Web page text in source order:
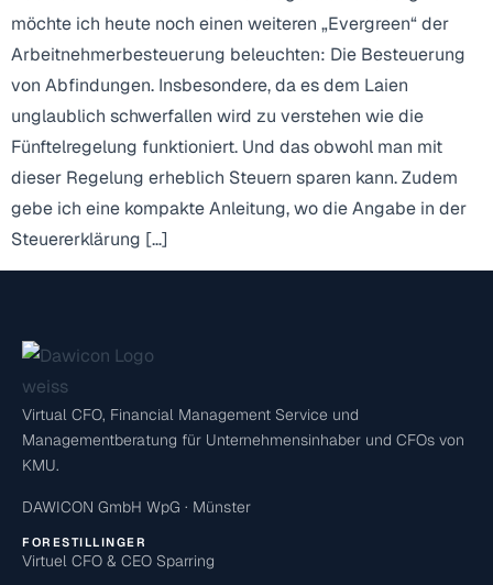
möchte ich heute noch einen weiteren „Evergreen“ der
Arbeitnehmerbesteuerung beleuchten: Die Besteuerung
von Abfindungen. Insbesondere, da es dem Laien
unglaublich schwerfallen wird zu verstehen wie die
Fünftelregelung funktioniert. Und das obwohl man mit
dieser Regelung erheblich Steuern sparen kann. Zudem
gebe ich eine kompakte Anleitung, wo die Angabe in der
Steuererklärung […]
Virtual CFO, Financial Management Service und
Managementberatung für Unternehmensinhaber und CFOs von
KMU.
DAWICON GmbH WpG · Münster
FORESTILLINGER
Virtuel CFO & CEO Sparring